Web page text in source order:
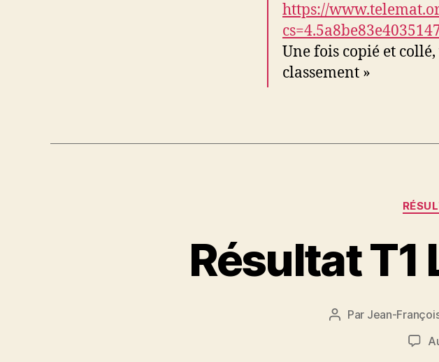
https://
Une fois copié et
classement »
Résultat T1
Auteur
Par Jean-